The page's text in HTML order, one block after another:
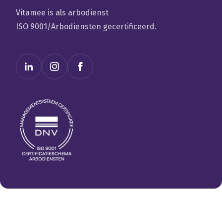
Vitamee is als arbodienst
ISO 9001/Arbodiensten gecertificeerd.